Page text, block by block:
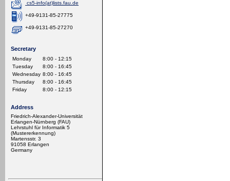
cs5-info(at)lists.fau.de
+49-9131-85-27775
+49-9131-85-27270
Secretary
Monday
8:00 - 12:15
Tuesday
8:00 - 16:45
Wednesday 8:00 - 16:45
Thursday
8:00 - 16:45
Friday
8:00 - 12:15
Address
Friedrich-Alexander-Universität
Erlangen-Nürnberg (FAU)
Lehrstuhl für Informatik 5
(Mustererkennung)
Martensstr. 3
91058 Erlangen
Germany